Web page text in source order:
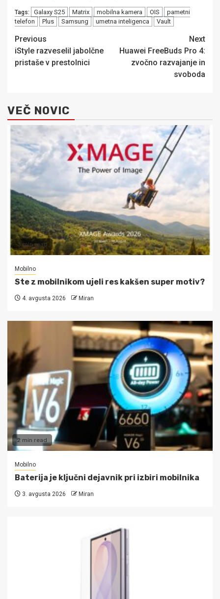
Tags: Galaxy S25 Matrix mobilna kamera OIS
pametni
telefon
Plus Samsung umetna inteligenca Vault
Post
navigation
Previous
iStyle razveselil jabolčne
pristaše v prestolnici
Next
Huawei FreeBuds Pro 4:
zvočno razvajanje in
svoboda
VEČ NOVIC
3 min read
Mobilno
Ste z mobilnikom ujeli res kakšen super motiv?
4. avgusta 2026 Miran
2 min read
Mobilno
Baterija je ključni dejavnik pri izbiri mobilnika
3. avgusta 2026 Miran